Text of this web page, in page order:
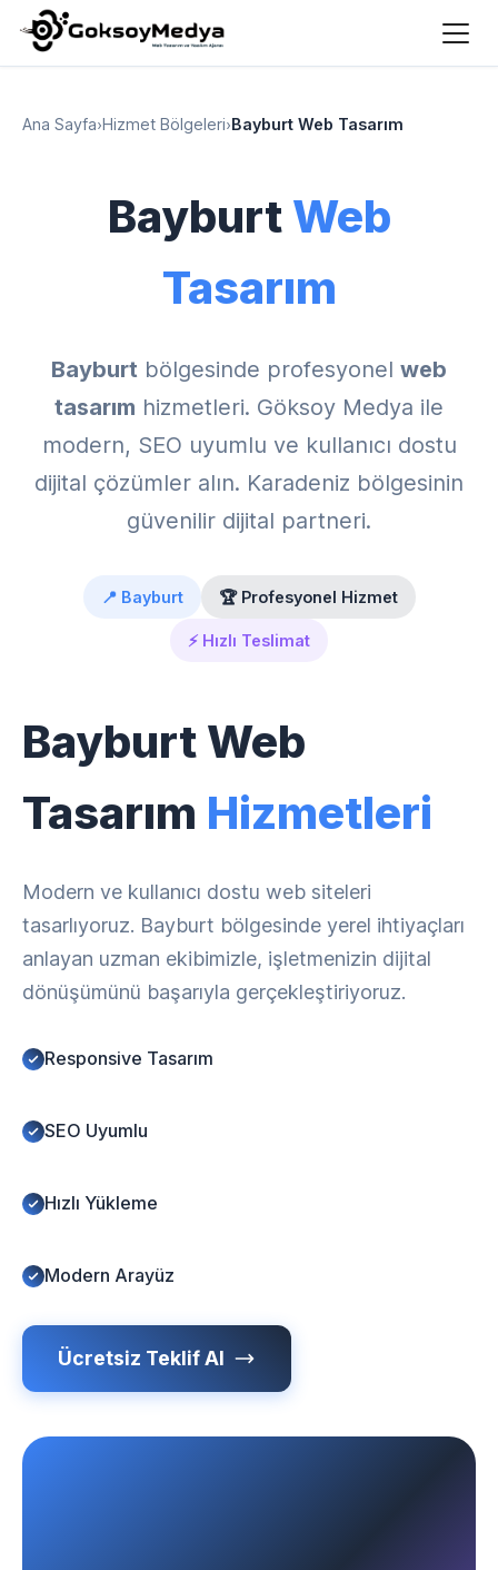
Ana Sayfa›Hizmet Bölgeleri›Bayburt Web Tasarım
Bayburt Web
Tasarım
Bayburt bölgesinde profesyonel web
tasarım hizmetleri. Göksoy Medya ile
modern, SEO uyumlu ve kullanıcı dostu
dijital çözümler alın. Karadeniz bölgesinin
güvenilir dijital partneri.
📍 Bayburt 🏆 Profesyonel Hizmet
⚡ Hızlı Teslimat
Bayburt Web
Tasarım Hizmetleri
Modern ve kullanıcı dostu web siteleri
tasarlıyoruz. Bayburt bölgesinde yerel ihtiyaçları
anlayan uzman ekibimizle, işletmenizin dijital
dönüşümünü başarıyla gerçekleştiriyoruz.
Responsive Tasarım
SEO Uyumlu
Hızlı Yükleme
Modern Arayüz
Ücretsiz Teklif Al